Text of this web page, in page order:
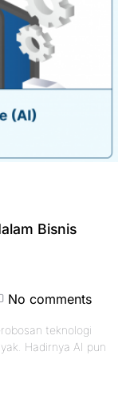
Bisnis
No comments
teknologi
Hadirnya AI pun